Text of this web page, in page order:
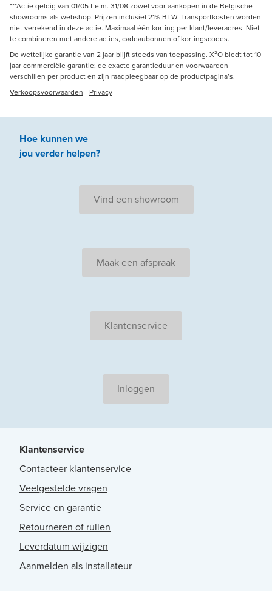
***Actie geldig van 01/05 t.e.m. 31/08 zowel voor aankopen in de Belgische
showrooms als webshop. Prijzen inclusief 21% BTW. Transportkosten worden
niet verrekend in deze actie. Maximaal één korting per klant/leveradres. Niet
te combineren met andere acties, cadeaubonnen of kortingscodes.
De wettelijke garantie van 2 jaar blijft steeds van toepassing. X²O biedt tot 10
jaar commerciële garantie; de exacte garantieduur en voorwaarden
verschillen per product en zijn raadpleegbaar op de productpagina’s.
Verkoopsvoorwaarden - Privacy
Hoe kunnen we
jouverder helpen?
Vind een showroom
Maak een afspraak
Klantenservice
Inloggen
Klantenservice
Contacteer klantenservice
Veelgestelde vragen
Service en garantie
Retourneren of ruilen
Leverdatum wijzigen
Aanmelden als installateur